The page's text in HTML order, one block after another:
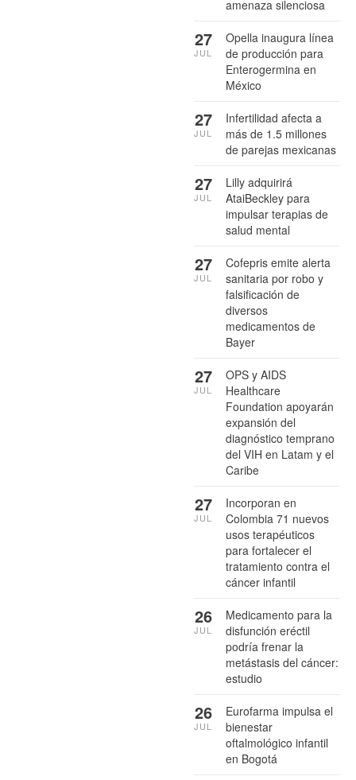
amenaza silenciosa
Opella inaugura línea
de producción para
Enterogermina en
México
27
JUL
Infertilidad afecta a
más de 1.5 millones
de parejas mexicanas
27
JUL
Lilly adquirirá
AtaiBeckley para
impulsar terapias de
salud mental
27
JUL
Cofepris emite alerta
sanitaria por robo y
falsificación de
diversos
medicamentos de
Bayer
27
JUL
OPS y AIDS
Healthcare
Foundation apoyarán
expansión del
diagnóstico temprano
del VIH en Latam y el
Caribe
27
JUL
Incorporan en
Colombia 71 nuevos
usos terapéuticos
para fortalecer el
tratamiento contra el
cáncer infantil
27
JUL
Medicamento para la
disfunción eréctil
podría frenar la
metástasis del cáncer:
estudio
26
JUL
Eurofarma impulsa el
bienestar
oftalmológico infantil
en Bogotá
26
JUL